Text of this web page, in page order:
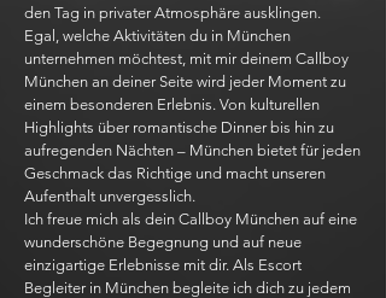
den Tag in privater Atmosphäre ausklingen.
Egal, welche Aktivitäten du in München
unternehmen möchtest, mit mir deinem Callboy
München an deiner Seite wird jeder Moment zu
einem besonderen Erlebnis. Von kulturellen
Highlights über romantische Dinner bis hin zu
aufregenden Nächten – München bietet für jeden
Geschmack das Richtige und macht unseren
Aufenthalt unvergesslich.
Ich freue mich als dein Callboy München auf eine
wunderschöne Begegnung und auf neue
einzigartige Erlebnisse mit dir. Als Escort
Begleiter in München begleite ich dich zu jedem